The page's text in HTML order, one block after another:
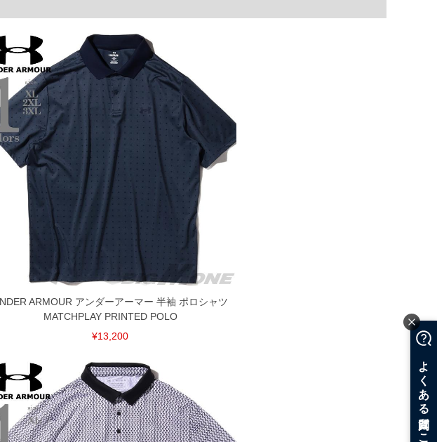
扱い前に
のお取り
い様最大
ださい。
品が対象。
る、極
承くださ
ARMOUR アンダーアーマー 半袖 ポロシャツ
MATCHPLAY PRINTED POLO
¥13,200